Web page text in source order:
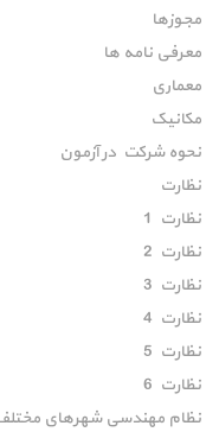
مجوزها
معرفی نامه ها
معماری
مکانیک
نحوه شرکت در آزمون
نظارت
نظارت 1
نظارت 2
نظارت 3
نظارت 4
نظارت 5
نظارت 6
نظام مهندسی شهرهای